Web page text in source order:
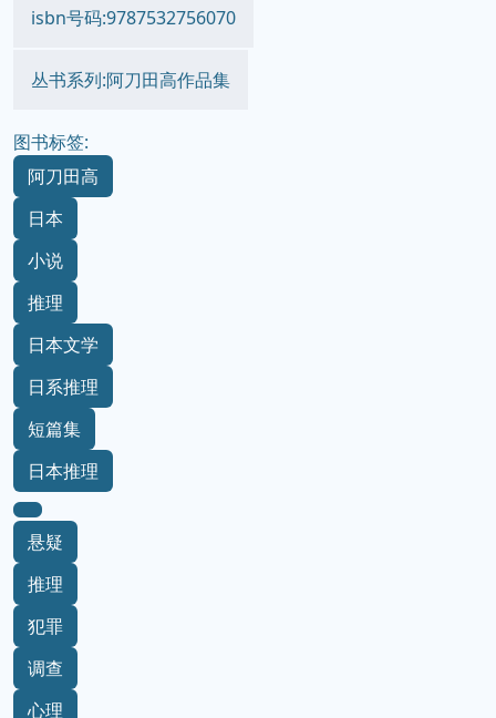
isbn号码:9787532756070
丛书系列:阿刀田高作品集
图书标签:
阿刀田高
日本
小说
推理
日本文学
日系推理
短篇集
日本推理
悬疑
推理
犯罪
调查
心理